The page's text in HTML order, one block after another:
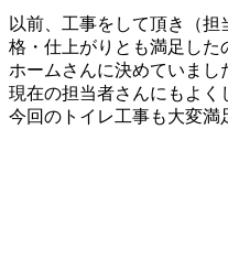
以前、工事をして頂き（
格・仕上がりとも満足した
ホームさんに決めていまし
現在の担当者さんにもよく
今回のトイレ工事も大変満